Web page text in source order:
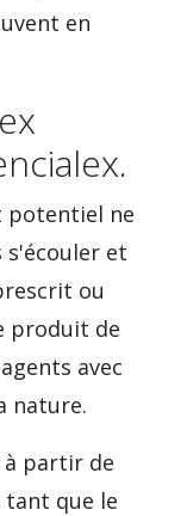
en
potentiel ne
et
ou
produit de
avec
nature.
partir de
tant que le